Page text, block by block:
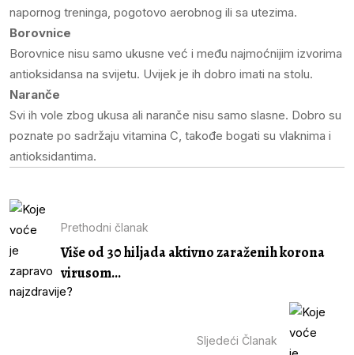
napornog treninga, pogotovo aerobnog ili sa utezima.
Borovnice
Borovnice nisu samo ukusne već i među najmoćnijim izvorima
antioksidansa na svijetu. Uvijek je ih dobro imati na stolu.
Naranče
Svi ih vole zbog ukusa ali naranče nisu samo slasne. Dobro su
poznate po sadržaju vitamina C, takođe bogati su vlaknima i
antioksidantima.
Prethodni članak
Više od 30 hiljada aktivno zaraženih korona
virusom...
Sljedeći Članak